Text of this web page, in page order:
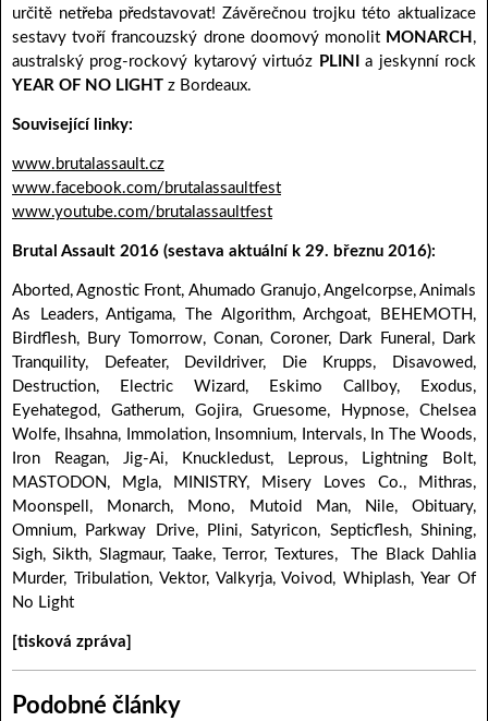
určitě netřeba představovat! Závěrečnou trojku této aktualizace
sestavy tvoří francouzský drone doomový monolit MONARCH ,
australský prog-rockový kytarový virtuóz PLINI
a jeskynní rock
YEAR OF NO LIGHT z Bordeaux.
Související linky:
www.brutalassault.cz
www.facebook.com/brutalassaultfest
www.youtube.com/brutalassaultfest
Brutal Assault 2016 (sestava aktuální k 29. březnu 2016):
Aborted, Agnostic Front, Ahumado Granujo, Angelcorpse, Animals
As Leaders, Antigama, The Algorithm, Archgoat, BEHEMOTH,
Birdflesh, Bury Tomorrow, Conan, Coroner, Dark Funeral, Dark
Tranquility, Defeater, Devildriver, Die Krupps, Disavowed,
Destruction, Electric Wizard, Eskimo Callboy, Exodus,
Eyehategod, Gatherum, Gojira, Gruesome, Hypnose, Chelsea
Wolfe, Ihsahna, Immolation, Insomnium, Intervals, In The Woods,
Iron Reagan, Jig-Ai, Knuckledust, Leprous, Lightning Bolt,
MASTODON, Mgla, MINISTRY, Misery Loves Co., Mithras,
Moonspell, Monarch, Mono, Mutoid Man, Nile, Obituary,
Omnium, Parkway Drive, Plini, Satyricon, Septicflesh, Shining,
Sigh, Sikth, Slagmaur, Taake, Terror, Textures, The Black Dahlia
Murder, Tribulation, Vektor, Valkyrja, Voivod, Whiplash, Year Of
No Light
[tisková zpráva]
Podobné články